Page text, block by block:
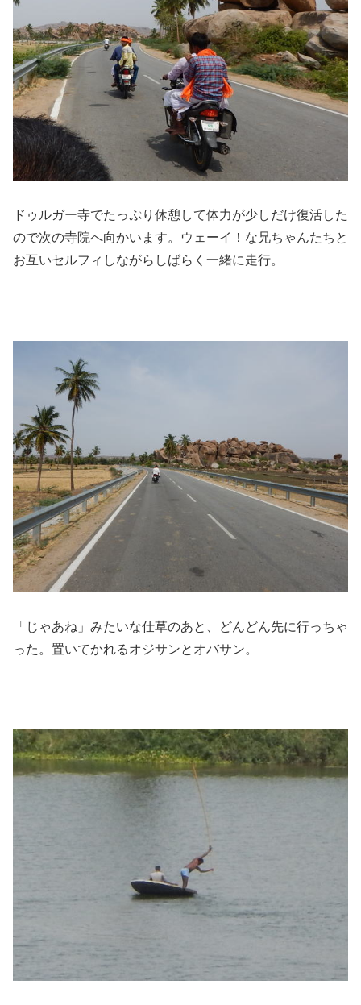
ドゥルガー寺でたっぷり休憩して体力が少しだけ復活した
ので次の寺院へ向かいます。ウェーイ！な兄ちゃんたちと
お互いセルフィしながらしばらく一緒に走行。
「じゃあね」みたいな仕草のあと、どんどん先に行っちゃ
った。置いてかれるオジサンとオバサン。